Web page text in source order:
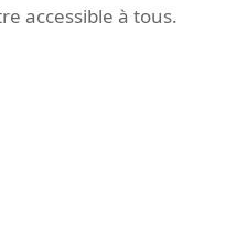
accessible à tous.